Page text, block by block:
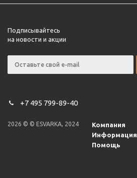
Подписывайтесь
на новости и акции
+7 495 799-89-40
2026 © © ESVARKA, 2024
Компания
Информация
Помощь